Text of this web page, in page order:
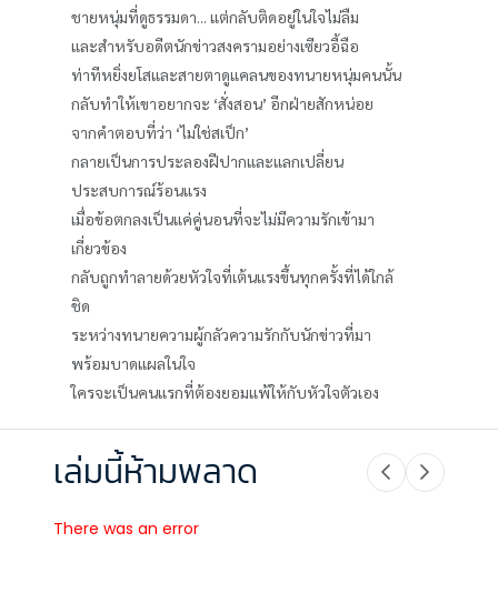
ชายหนุ่มที่ดูธรรมดา... แต่กลับติดอยู่ในใจไม่ลืม
และสำหรับอดีตนักข่าวสงครามอย่างเซียวอี้ฉือ
ท่าทีหยิ่งยโสและสายตาดูแคลนของทนายหนุ่มคนนั้น
กลับทำให้เขาอยากจะ ‘สั่งสอน’ อีกฝ่ายสักหน่อย
จากคำตอบที่ว่า ‘ไม่ใช่สเป็ก’
กลายเป็นการประลองฝีปากและแลกเปลี่ยน
ประสบการณ์ร้อนแรง
เมื่อข้อตกลงเป็นแค่คู่นอนที่จะไม่มีความรักเข้ามา
เกี่ยวข้อง
กลับถูกทำลายด้วยหัวใจที่เต้นแรงขึ้นทุกครั้งที่ได้ใกล้
ชิด
ระหว่างทนายความผู้กลัวความรักกับนักข่าวที่มา
พร้อมบาดแผลในใจ
ใครจะเป็นคนแรกที่ต้องยอมแพ้ให้กับหัวใจตัวเอง
เล่มนี้ห้ามพลาด
There was an error